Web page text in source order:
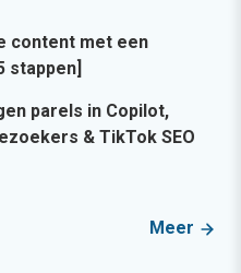
content met een
stappen]
parels in Copilot,
& TikTok SEO
Meer